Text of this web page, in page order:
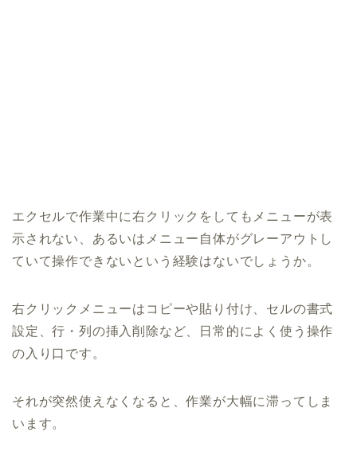
エクセルで作業中に右クリックをしてもメニューが表
示されない、あるいはメニュー自体がグレーアウトし
ていて操作できないという経験はないでしょうか。
右クリックメニューはコピーや貼り付け、セルの書式
設定、行・列の挿入削除など、日常的によく使う操作
の入り口です。
それが突然使えなくなると、作業が大幅に滞ってしま
います。